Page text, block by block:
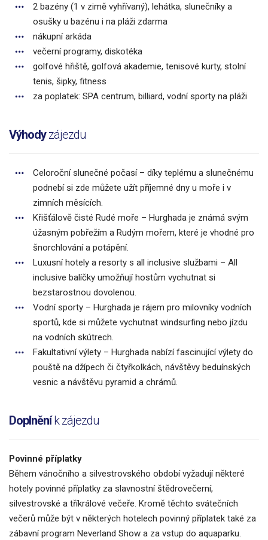
2 bazény (1 v zimě vyhřívaný), lehátka, slunečníky a
osušky u bazénu i na pláži zdarma
nákupní arkáda
večerní programy, diskotéka
golfové hřiště, golfová akademie, tenisové kurty, stolní
tenis, šipky, fitness
za poplatek: SPA centrum, billiard, vodní sporty na pláži
Výhodyzájezdu
Celoroční slunečné počasí – díky teplému a slunečnému
podnebí si zde můžete užít příjemné dny u moře i v
zimních měsících.
Křišťálově čisté Rudé moře – Hurghada je známá svým
úžasným pobřežím a Rudým mořem, které je vhodné pro
šnorchlování a potápění.
Luxusní hotely a resorty s all inclusive službami – All
inclusive balíčky umožňují hostům vychutnat si
bezstarostnou dovolenou.
Vodní sporty – Hurghada je rájem pro milovníky vodních
sportů, kde si můžete vychutnat windsurfing nebo jízdu
na vodních skútrech.
Fakultativní výlety – Hurghada nabízí fascinující výlety do
pouště na džípech či čtyřkolkách, návštěvy beduínských
vesnic a návštěvu pyramid a chrámů.
Doplněník zájezdu
Povinné příplatky
Během vánočního a silvestrovského období vyžadují některé
hotely povinné příplatky za slavnostní štědrovečerní,
silvestrovské a tříkrálové večeře. Kromě těchto svátečních
večerů může být v některých hotelech povinný příplatek také za
zábavní program Neverland Show a za vstup do aquaparku.